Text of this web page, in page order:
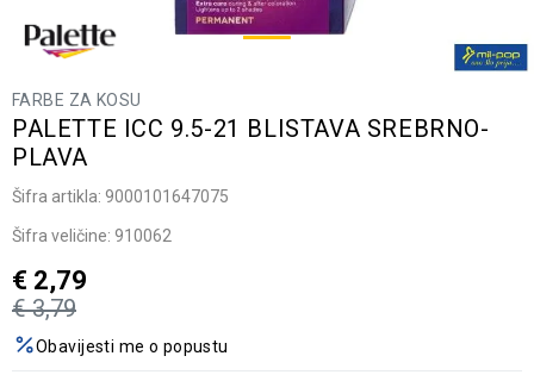
FARBE ZA KOSU
PALETTE ICC 9.5-21 BLISTAVA SREBRNO-
PLAVA
Šifra artikla: 9000101647075
Šifra veličine: 910062
€ 3,79
€ 2,79
Obavijesti me o popustu